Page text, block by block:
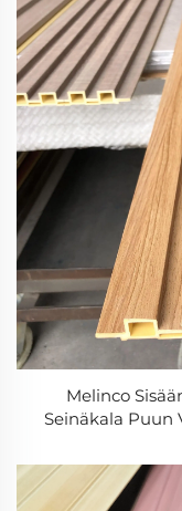
Melinco
Seinäkala Puun